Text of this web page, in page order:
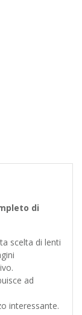
di
scelta di lenti
ad
interessante.